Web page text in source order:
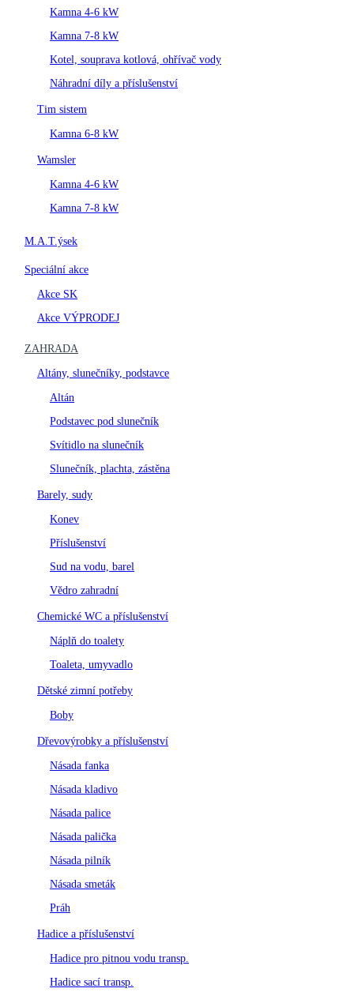
Kamna 4-6 kW
Kamna 7-8 kW
Kotel, souprava kotlová, ohřívač vody
Náhradní díly a příslušenství
Tim sistem
Kamna 6-8 kW
Wamsler
Kamna 4-6 kW
Kamna 7-8 kW
M.A.T.ýsek
Speciální akce
Akce SK
Akce VÝPRODEJ
ZAHRADA
Altány, slunečníky, podstavce
Altán
Podstavec pod slunečník
Svítidlo na slunečník
Slunečník, plachta, zástěna
Barely, sudy
Konev
Příslušenství
Sud na vodu, barel
Vědro zahradní
Chemické WC a příslušenství
Náplň do toalety
Toaleta, umyvadlo
Dětské zimní potřeby
Boby
Dřevovýrobky a příslušenství
Násada fanka
Násada kladivo
Násada palice
Násada palička
Násada pilník
Násada smeták
Práh
Hadice a příslušenství
Hadice pro pitnou vodu transp.
Hadice sací transp.